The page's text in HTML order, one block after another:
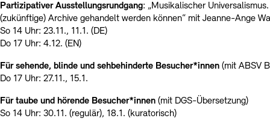
Partizipativer Ausstellungsrundgang: „Musikalischer
(zukünftige) Archive gehandelt werden können“ mit Jeanne-Ange
So 14 Uhr: 23.11., 11.1. (DE)
Do 17 Uhr: 4.12. (EN)
Für sehende, blinde und sehbehinderte Besucher*innen (mit ABSV
Do 17 Uhr: 27.11., 15.1.
Für taube und hörende Besucher*innen (mit DGS-Übersetzung)
So 14 Uhr: 30.11. (regulär), 18.1. (kuratorisch)